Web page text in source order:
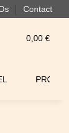
Contact
0,00 €
PROMO